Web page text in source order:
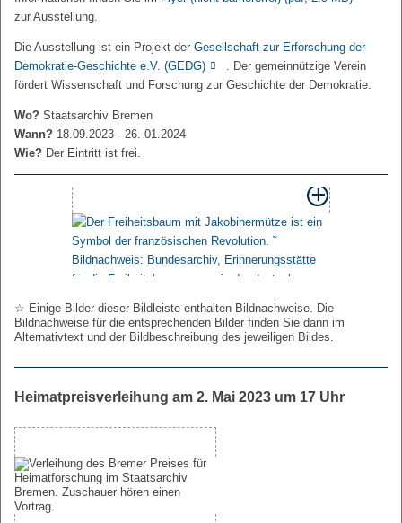
zur Ausstellung.
Die Ausstellung ist ein Projekt der Gesellschaft zur Erforschung der
Demokratie-Geschichte e.V. (GEDG)
. Der gemeinnützige Verein
fördert Wissenschaft und Forschung zur Geschichte der Demokratie.
Wo? Staatsarchiv Bremen
Wann? 18.09.2023 - 26. 01.2024
Wie? Der Eintritt ist frei.
☆ Einige Bilder dieser Bildleiste enthalten Bildnachweise. Die
Bildnachweise für die entsprechenden Bilder finden Sie dann im
Alternativtext und der Bildbeschreibung des jeweiligen Bildes.
Heimatpreisverleihung am 2. Mai 2023 um 17 Uhr